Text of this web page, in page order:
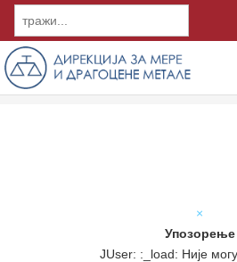
×
Упозорење
JUser: :_load: Није